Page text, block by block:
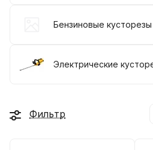
Бензиновые кусторезы
Электрические
Фильтр